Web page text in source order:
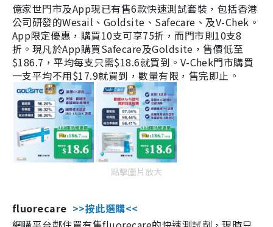
億家世門市及App現已有售6款快速測試套裝，包括香港
公司研發的Wesail、Goldsite、Safecare、及V-Chek。
App限定優惠，購買10支可享75折，而門市則10支8
折。現凡於App購買Safecare及Goldsite，售價低至
$186.7，平均每支只需$18.6就買到。V-Chek門市購買
一支平均不用$17.9就買到，數量有限，售完即止。
點擊圖片放大
fluorecare >>按此選購<<